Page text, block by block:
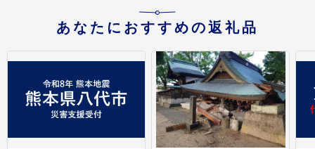
あなたにおすすめの返礼品